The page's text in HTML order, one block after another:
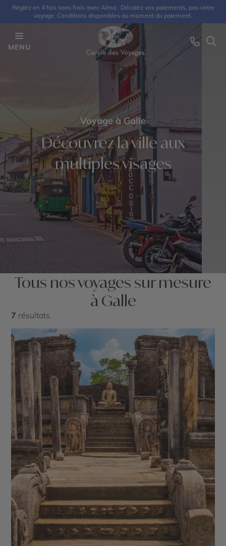
Réglez en 4 fois sans frais avec Alma : Décalez vos paiements, pas votre
voyage. Conditions disponibles au moment du paiement.
MENU
Voyage à Galle
Découvrez la ville aux
multiples visages
Tous nos voyages sur mesure
à Galle
7 résultats